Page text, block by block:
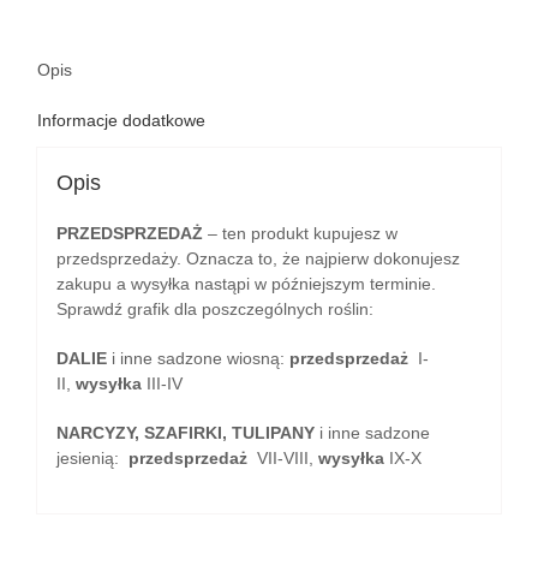
Opis
Informacje dodatkowe
Opis
PRZEDSPRZEDAŻ – ten produkt kupujesz w
przedsprzedaży. Oznacza to, że najpierw dokonujesz
zakupu a wysyłka nastąpi w późniejszym terminie.
Sprawdź grafik dla poszczególnych roślin:
DALIEi inne sadzone wiosną: przedsprzedażI-
II, wysyłkaIII-IV
NARCYZY, SZAFIRKI, TULIPANYi inne sadzone
jesienią: przedsprzedażVII-VIII, wysyłkaIX-X